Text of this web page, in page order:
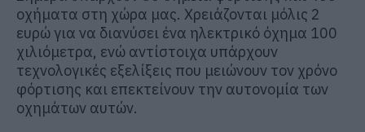
οχήματα στη χώρα μας. Χρειάζονται μόλις 2
ευρώ για να διανύσει ένα ηλεκτρικό όχημα 100
χιλιόμετρα, ενώ αντίστοιχα υπάρχουν
τεχνολογικές εξελίξεις που μειώνουν τον χρόνο
φόρτισης και επεκτείνουν την αυτονομία των
οχημάτων αυτών.